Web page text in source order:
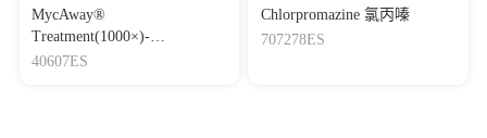
MycAway®
Treatment(1000×)-
Mycoplasma Elimination
40607ES
Chlorpromazine 氯丙嗪
707278ES